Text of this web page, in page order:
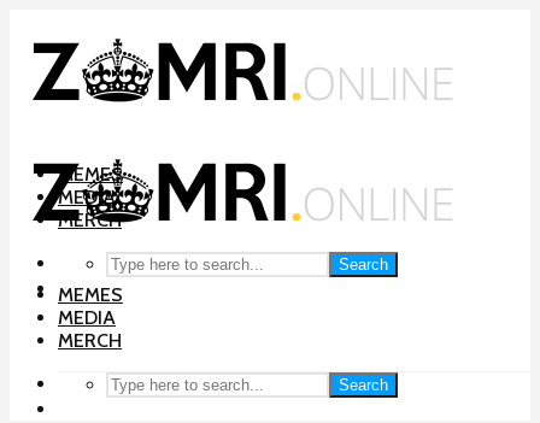
MEMES
MEDIA
MERCH
Search
MEMES
MEDIA
MERCH
Search